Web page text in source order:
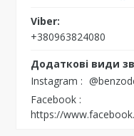
+380963824080
Instagram
Facebook
https://